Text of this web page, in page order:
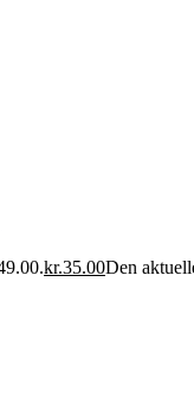
kr.35.00Den